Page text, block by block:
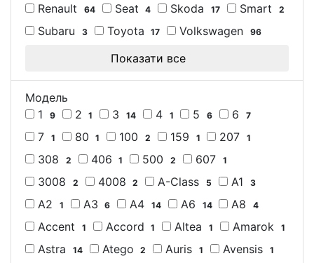
Renault 64 Seat 4 Skoda 17 Smart 2
Subaru 3 Toyota 17 Volkswagen 96
Показати все
Модель
1
9 2 1 3 14 4 1 5 6 6 7
7 1 80 1 100 2 159 1 207 1
308 2 406 1 500 2 607 1
3008 2 4008 2 A-Class 5 A1 3
A2 1 A3 6 A4 14 A6 14 A8 4
Accent 1 Accord 1 Altea 1 Amarok 1
Astra 14 Atego 2 Auris 1 Avensis 1